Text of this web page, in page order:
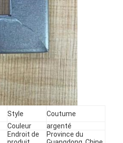
Style
Coutume
Couleur
argenté
Endroit de
Province du